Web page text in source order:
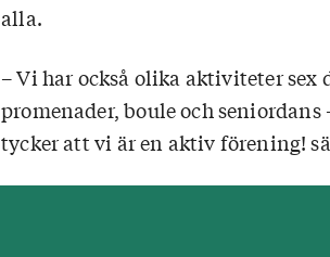
alla.
– Vi har också olika aktiviteter
promenader, boule och
tycker att vi är en aktiv förening!